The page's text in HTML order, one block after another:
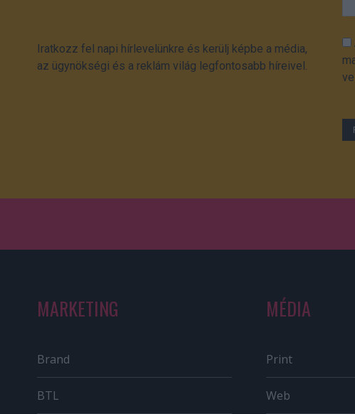
Iratkozz fel napi hírlevelünkre és kerülj képbe a média,
az ügynökségi és a reklám világ legfontosabb híreivel.
MARKETING
Brand
BTL
MÉDIA
Print
Web